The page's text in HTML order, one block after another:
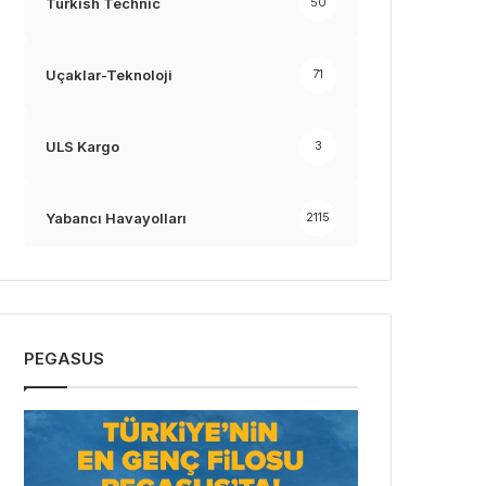
Uçaklar-Teknoloji 71
ULS Kargo 3
Yabancı Havayolları 2115
PEGASUS